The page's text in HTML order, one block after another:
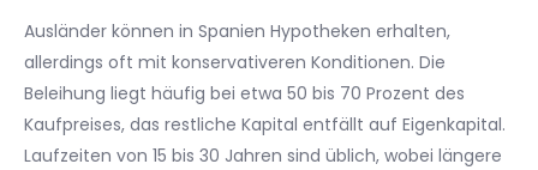
Ausländer können in Spanien Hypotheken erhalten,
allerdings oft mit konservativeren Konditionen. Die
Beleihung liegt häufig bei etwa 50 bis 70 Prozent des
Kaufpreises, das restliche Kapital entfällt auf Eigenkapital.
Laufzeiten von 15 bis 30 Jahren sind üblich, wobei längere